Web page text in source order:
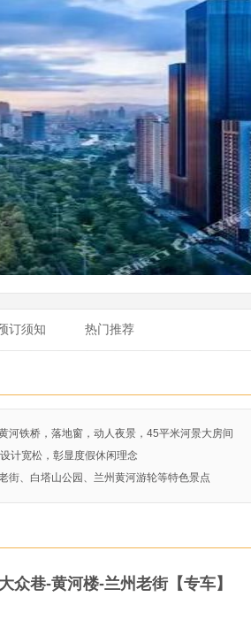
订须知 热门推荐
铁桥，落地窗，动人夜景，45平米河景大房间
计宽松，彰显度假休闲理念
街、白塔山公园、兰州黄河游轮等特色景点
众巷-黄河楼-兰州老街【专车】